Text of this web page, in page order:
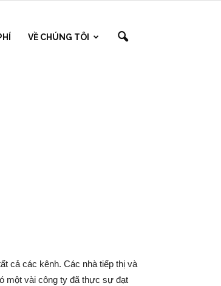
VỀ CHÚNG TÔI
cả các kênh. Các nhà tiếp thị và
một vài công ty đã thực sự đạt